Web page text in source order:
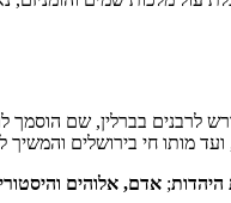
המדרש לרבנים בברלין, שם
היהדות; אדם, אלוהים